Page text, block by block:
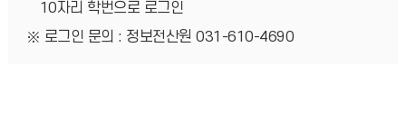
10자리 학번으로 로그인
로그인 문의 : 정보전산원 031-610-4690